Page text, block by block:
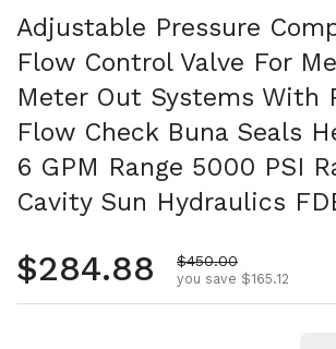
Adjustable Pressure
Flow Control Valve For
Meter Out Systems With
Flow Check Buna Seals
6 GPM Range 5000 PSI
Cavity Sun Hydraulics
Regular price
$284.88 Sale price
$450.00
you save $165.12